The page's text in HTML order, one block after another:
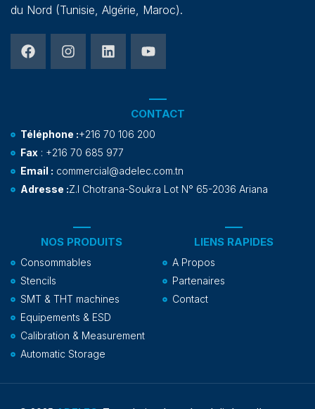
du Nord (Tunisie, Algérie, Maroc).
NOS PRODUITS
Consommables
Stencils
SMT & THT machines
Equipements & ESD
Calibration & Measurement
Automatic Storage
LIENS RAPIDES
A Propos
Partenaires
Contact
CONTACT
Téléphone :+216 70 106 200
Fax : +216 70 685 977
Email : commercial@adelec.com.tn
Adresse :Z.I Chotrana-Soukra Lot N° 65-2036 Ariana